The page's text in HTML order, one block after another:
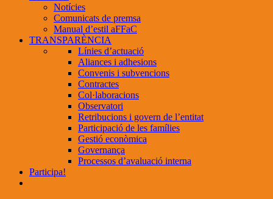
Notícies
Comunicats de premsa
Manual d’estil aFFaC
TRANSPARÈNCIA
Línies d’actuació
Aliances i adhesions
Convenis i subvencions
Contractes
Col·laboracions
Observatori
Retribucions i govern de l’entitat
Participació de les famílies
Gestió econòmica
Governança
Processos d’avaluació interna
Participa!